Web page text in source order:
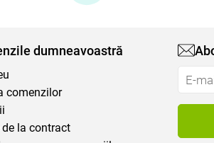
dumneavoastră
comenzilor
de la contract